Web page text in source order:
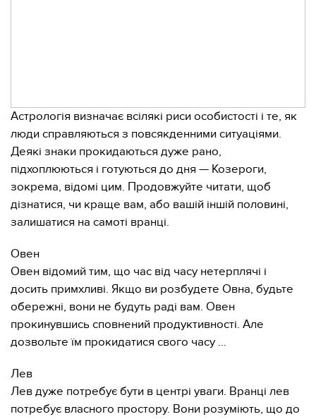
Астрологія визначає всілякі риси особистості і те, як
люди справляються з повсякденними ситуаціями.
Деякі знаки прокидаються дуже рано,
підхоплюються і готуються до дня — Козероги,
зокрема, відомі цим. Продовжуйте читати, щоб
дізнатися, чи краще вам, або вашій іншій половині,
залишатися на самоті вранці.
Овен
Овен відомий тим, що час від часу нетерплячі і
досить примхливі. Якщо ви розбудете Овна, будьте
обережні, вони не будуть раді вам. Овен
прокинувшись сповнений продуктивності. Але
дозвольте їм прокидатися свого часу ...
Лев
Лев дуже потребує бути в центрі уваги. Вранці лев
потребує власного простору. Вони розуміють, що до